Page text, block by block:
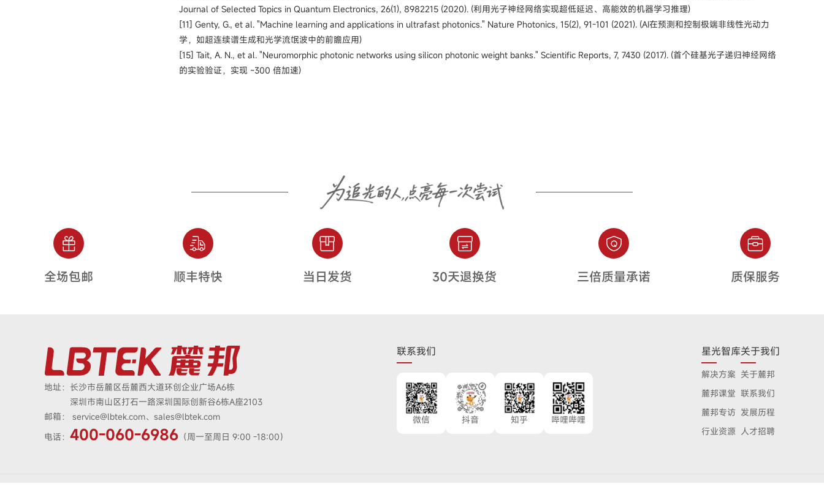
Journal of Selected Topics in Quantum Electronics, 26(1), 8982215 (2020). (利用光子神经网络实现超低延迟、高能效的机器学习推理)
[11] Genty, G., et al. "Machine learning and applications in ultrafast photonics." Nature Photonics, 15(2), 91-101 (2021). (AI在预测和控制极端非线性光动力
学，如超连续谱生成和光学流氓波中的前瞻应用)
[15] Tait, A. N., et al. "Neuromorphic photonic networks using silicon photonic weight banks." Scientific Reports, 7, 7430 (2017). (首个硅基光子递归神经网络
的实验验证，实现 ~300 倍加速)
全场包邮 顺丰特快 当日发货 30天退换货 三倍质量承诺 质保服务
地址： 长沙市岳麓区岳麓西大道环创企业广场A6栋
深圳市南山区打石一路深圳国际创新谷6栋A座2103
邮箱： service@lbtek.com、sales@lbtek.com
电话： 400-060-6986 （周一至周日 9:00 -18:00）
联系我们
微信 抖音 知乎 哔哩哔哩
星光智库
解决方案
麓邦课堂
麓邦专访
行业资源
关于我们
关于麓邦
联系我们
发展历程
人才招聘